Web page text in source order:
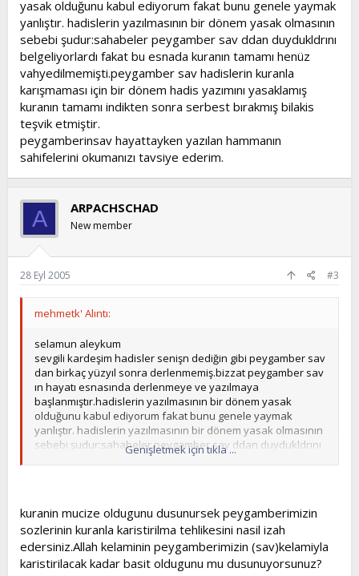
yasak olduğunu kabul ediyorum fakat bunu genele yaymak
yanlıştır. hadislerin yazılmasının bir dönem yasak olmasının
sebebi şudur:sahabeler peygamber sav ddan duydukldrını
belgeliyorlardı fakat bu esnada kuranın tamamı henüz
vahyedilmemişti.peygamber sav hadislerin kuranla
karışmaması için bir dönem hadis yazımını yasaklamış
kuranın tamamı indikten sonra serbest bırakmış bilakis
teşvik etmiştir.
peygamberinsav hayattayken yazılan hammanın
sahifelerini okumanızı tavsiye ederim.
A ARPACHSCHAD
New member
28 Eyl 2005 #3
mehmetk' Alıntı:
selamun aleykum
sevgili kardeşim hadisler senişn dediğin gibi peygamber sav
dan birkaç yüzyıl sonra derlenmemiş.bizzat peygamber sav
ın hayatı esnasında derlenmeye ve yazılmaya
başlanmıştır.hadislerin yazılmasının bir dönem yasak
olduğunu kabul ediyorum fakat bunu genele yaymak
yanlıştır. hadislerin yazılmasının bir dönem yasak olmasının
sebebi şudur:sahabeler peygamber sav ddan duydukldrını
belgeliyorlardı fakat bu esnada kuranın tamamı henüz
teşvik etmiştir.
peygamberinsav hayattayken yazılan hammanın
sahifelerini okumanızı tavsiye ederim.
Genişletmek için tıkla ...
kuranin mucize oldugunu dusunursek peygamberimizin
sozlerinin kuranla karistirilma tehlikesini nasil izah
edersiniz.Allah kelaminin peygamberimizin (sav)kelamiyla
karistirilacak kadar basit oldugunu mu dusunuyorsunuz?